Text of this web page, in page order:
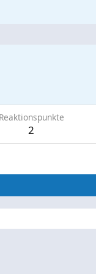
Reaktionspunkte
2